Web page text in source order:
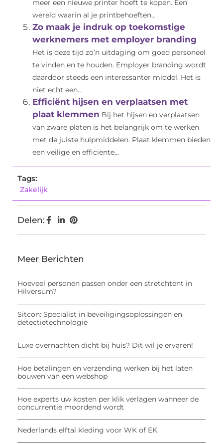
meer een nieuwe printer hoeft te kopen. Een
wereld waarin al je printbehoeften...
Zo maak je indruk op toekomstige
werknemers met employer branding
Het is deze tijd zo’n uitdaging om goed personeel
te vinden en te houden. Employer branding wordt
daardoor steeds een interessanter middel. Het is
niet echt een...
Efficiënt hijsen en verplaatsen met
plaat klemmen Bij het hijsen en verplaatsen
van zware platen is het belangrijk om te werken
met de juiste hulpmiddelen. Plaat klemmen bieden
een veilige en efficiënte...
Tags:
Zakelijk
Delen:
Meer Berichten
Hoeveel personen passen onder een stretchtent in
Hilversum?
Sitcon: Specialist in beveiligingsoplossingen en
detectietechnologie
Luxe overnachten dicht bij huis? Dit wil je ervaren!
Hoe betalingen en verzending werken bij het laten
bouwen van een webshop
Hoe experts uw kosten per klik verlagen wanneer de
concurrentie moordend wordt
Nederlands elftal kleding voor WK of EK